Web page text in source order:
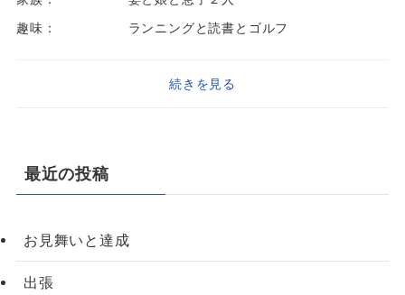
趣味：
ランニングと読書とゴルフ
続きを見る
最近の投稿
お見舞いと達成
出張